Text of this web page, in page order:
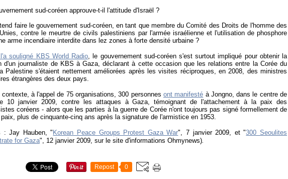
sud-coréen approuve-t-il l'attitude d'Israël ?
faire le gouvernement sud-coréen, en tant que membre du Comité des Droits de l'homme des
contre le meurtre de civils palestiniens par l'armée israélienne et l'utilisation de phosphore
arme incendiaire interdite dans lez zones à forte densité urbaine ?
souligné KBS World Radio, le gouvernement sud-coréen s'est surtout impliqué pour obtenir la
d'un journaliste de KBS à Gaza, déclarant à cette occasion que les relations entre la Corée du
Palestine s'étaient nettement améliorées après les visites réciproques, en 2008, des ministres
étrangères des deux pays.
contexte, à l'appel de 75 organisations, 300 personnes ont manifesté à Jongno, dans le centre de
10 janvier 2009, contre les attaques à Gaza, témoignant de l'attachement à la paix des
coréens - alors que les parties à la guerre de Corée n'ont toujours pas signé formellement de
plus de cinquante-cinq ans après la signature de l'armistice en 1953.
: Jay Hauben, " Korean Peace Groups Protest Gaza War", 7 janvier 2009, et "300 Seoulites
for Gaza", 12 janvier 2009, sur le site d'informations Ohmynews).
Repost 0